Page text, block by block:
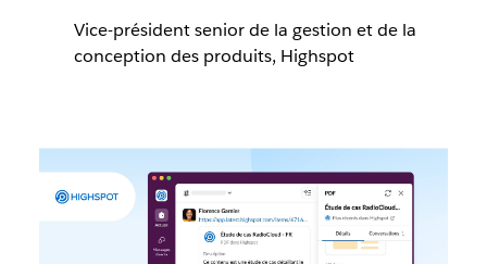
Vice-président senior de la gestion et de la
conception des produits, Highspot